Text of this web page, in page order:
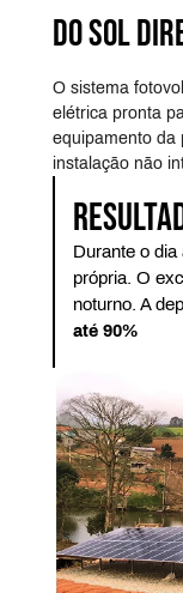
do sol
O sistema
elétrica pronta
equipamento da
instalação não
Durante o
própria. O
noturno. A
até 90%